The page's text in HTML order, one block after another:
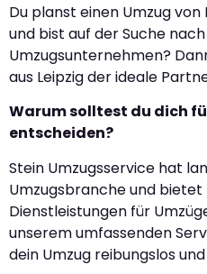
Du planst einen Umzug
und bist auf der Suche
Umzugsunternehmen?
aus Leipzig der ideale
Warum solltest du dich
entscheiden?
Stein Umzugsservice hat
Umzugsbranche und
Dienstleistungen für
unserem umfassenden
dein Umzug reibungslos